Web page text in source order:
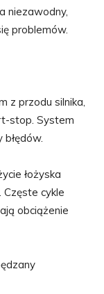
niezawodny,
problemów.
z przodu silnika,
stop. System
łożyska
cykle
obciążenie